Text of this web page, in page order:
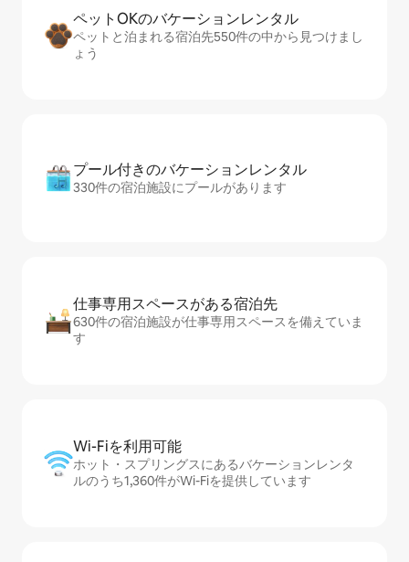
ペットOKのバ⁠ケ⁠ー⁠シ⁠ョ⁠ンレ⁠ン⁠タ⁠ル
ペットと泊まれる宿泊先550件の中から見つけまし
ょう
プール付きのバ⁠ケ⁠ー⁠シ⁠ョ⁠ンレ⁠ン⁠タ⁠ル
330件の宿泊施設にプールがあります
仕事専用ス⁠ペ⁠ー⁠スがあ⁠る宿⁠泊⁠先
630件の宿泊施設が仕事専用スペースを備えていま
す
Wi-Fiを利⁠用⁠可⁠能
ホット・スプリングスにあるバケーションレンタ
ルのうち1,360件がWi-Fiを提供しています